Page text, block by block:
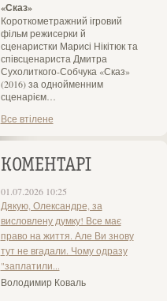
«Сказ»
Короткометражний ігровий
фільм режисерки й
сценаристки Марисі Нікітюк та
співсценариста Дмитра
Сухолиткого-Собчука «Сказ»
(2016) за однойменним
сценарієм…
Все втілене
КОМЕНТАРІ
01.07.2026 10:25
Дякую, Олександре, за
висловлену думку! Все має
право на життя. Але Ви знову
тут не вгадали. Чому одразу
"заплатили...
Володимир Коваль